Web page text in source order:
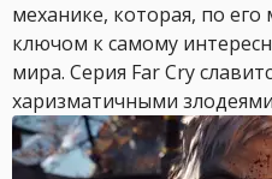
механике, которая, по
ключом к самому
мира. Серия Far Cry
харизматичными